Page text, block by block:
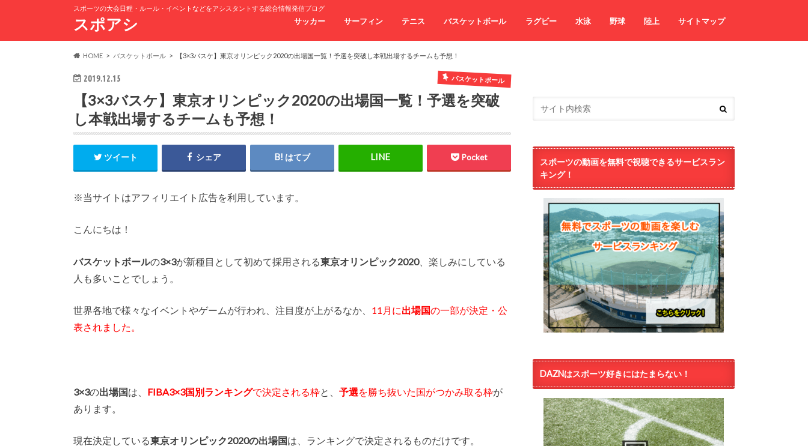
スポーツの大会日程・ルール・イベントなどをアシスタントする総合情報発信ブログ
スポアシ サッカー サーフィン テニス バスケットボール ラグビー 水泳 野球 陸上 サイトマップ
HOME バスケットボール 【3×3バスケ】東京オリンピック2020の出場国一覧！予選を突破し本戦出場するチームも予想！
2019.12.15 バスケットボール
【3×3バスケ】東京オリンピック2020の出場国一覧！予選を突破
し本戦出場するチームも予想！
ツイート シェア はてブ Pocket
※当サイトはアフィリエイト広告を利用しています。
こんにちは！
バスケットボールの3×3が新種目として初めて採用される東京オリンピック2020、楽しみにしている
人も多いことでしょう。
世界各地で様々なイベントやゲームが行われ、注目度が上がるなか、 11月に出場国の一部が決定・公
表されました。
3×3の出場国は、 FIBA3×3国別ランキングで決定される枠と、 予選を勝ち抜いた国がつかみ取る枠が
あります。
現在決定している東京オリンピック2020の出場国は、ランキングで決定されるものだけです。
スポーツの動画を無料で視聴できるサービスラン
キング！
DAZNはスポーツ好きにはたまらない！